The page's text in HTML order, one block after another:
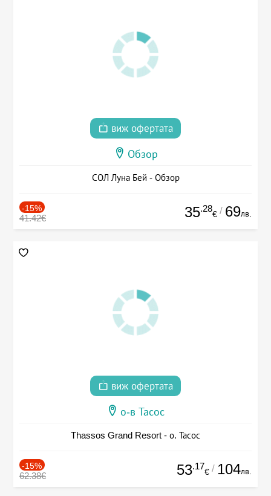
виж офертата
Обзор
СОЛ Луна Бей - Обзор
-15%
41.42€ 35.28
€ / 69лв.
виж офертата
о-в Тасос
Thassos Grand Resort - о. Тасос
-15%
62.38€ 53.17
€ / 104лв.